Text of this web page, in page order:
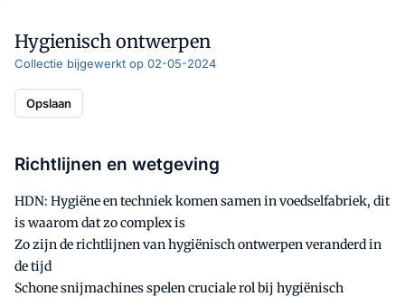
Hygienisch ontwerpen
Collectie bijgewerkt op 02-05-2024
Opslaan
Richtlijnen en wetgeving
HDN: Hygiëne en techniek komen samen in voedselfabriek, dit
is waarom dat zo complex is
Zo zijn de richtlijnen van hygiënisch ontwerpen veranderd in
de tijd
Schone snijmachines spelen cruciale rol bij hygiënisch